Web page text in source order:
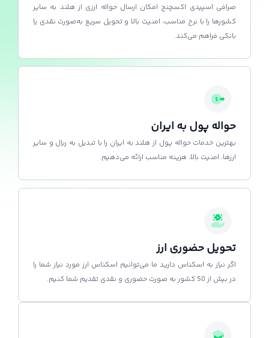
صرافی اسپیدی اکسچنج امکان ارسال حواله ارزی از هلند به سایر
کشورها را با نرخ مناسب، امنیت بالا و تحویل سریع به‌صورت نقدی یا
بانکی فراهم می‌کند.
حواله پول به ایران
بهترین خدمات حواله پول از هلند به ایران را با تبدیل به ریال و سایر
ارزها، امنیت بالا، هزینه مناسب ارائه می‌دهیم.
تحویل حضوری ارز
اگر نیاز به اسکناس دارید ما می‌توانیم اسکناس ارز مورد نیاز شما را
در بیش از 50 کشور به صورت حضوری و نقدی تقدیم شما کنیم.